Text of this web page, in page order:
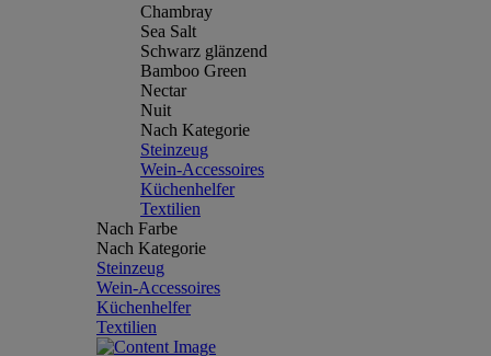
Chambray
Sea Salt
Schwarz glänzend
Bamboo Green
Nectar
Nuit
Nach Kategorie
Steinzeug
Wein-Accessoires
Küchenhelfer
Textilien
Nach Farbe
Nach Kategorie
Steinzeug
Wein-Accessoires
Küchenhelfer
Textilien